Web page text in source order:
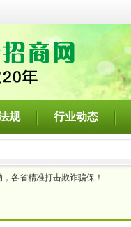
规 行业动态
各省精准打击欺诈骗保！